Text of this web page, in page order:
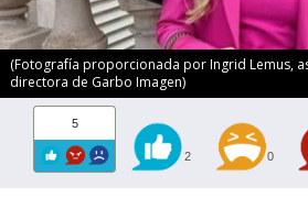
(Fotografía proporcionada por Ingrid Lemus,
directora de Garbo Imagen)
5
2 0